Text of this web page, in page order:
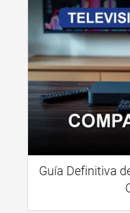
Guía Definitiva